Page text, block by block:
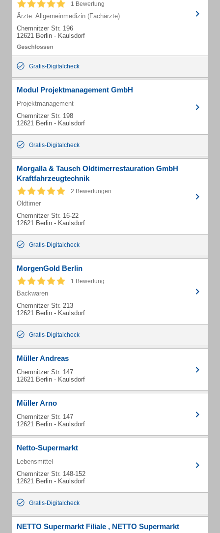
1 Bewertung
Ärzte: Allgemeinmedizin (Fachärzte)
Chemnitzer Str. 196
12621 Berlin - Kaulsdorf
Gratis-Digitalcheck
Modul Projektmanagement GmbH
Projektmanagement
Chemnitzer Str. 198
12621 Berlin - Kaulsdorf
Gratis-Digitalcheck
Morgalla & Tausch Oldtimerrestauration GmbH
Kraftfahrzeugtechnik
2 Bewertungen
Oldtimer
Chemnitzer Str. 16-22
12621 Berlin - Kaulsdorf
Gratis-Digitalcheck
MorgenGold Berlin
1 Bewertung
Backwaren
Chemnitzer Str. 213
12621 Berlin - Kaulsdorf
Gratis-Digitalcheck
Müller Andreas
Chemnitzer Str. 147
12621 Berlin - Kaulsdorf
Müller Arno
Chemnitzer Str. 147
12621 Berlin - Kaulsdorf
Netto-Supermarkt
Lebensmittel
Chemnitzer Str. 148-152
12621 Berlin - Kaulsdorf
Gratis-Digitalcheck
NETTO Supermarkt Filiale , NETTO Supermarkt